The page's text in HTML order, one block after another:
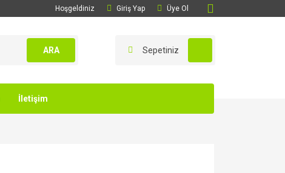
Hoşgeldiniz Giriş Yap Üye Ol
ARA Sepetiniz
İletişim